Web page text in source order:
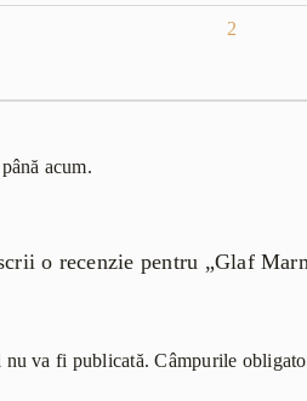
2
acum.
o recenzie pentru „Glaf
nu va fi publicată. Câmpurile